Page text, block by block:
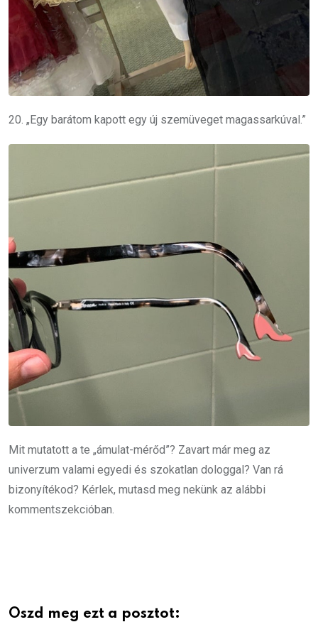
20. „Egy barátom kapott egy új szemüveget magassarkúval.”
Mit mutatott a te „ámulat-mérőd”? Zavart már meg az
univerzum valami egyedi és szokatlan dologgal? Van rá
bizonyítékod? Kérlek, mutasd meg nekünk az alábbi
kommentszekcióban.
Oszd meg ezt a posztot: